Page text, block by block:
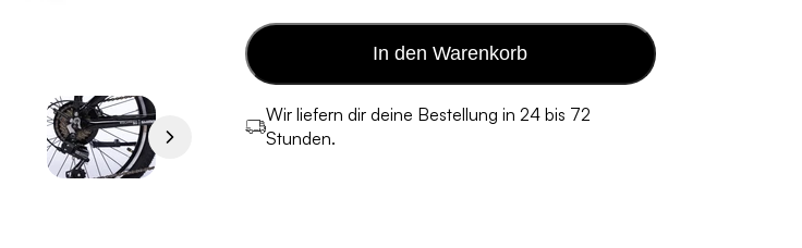
In den Warenkorb
Wir liefern dir deine Bestellung in 24 bis 72
Stunden.